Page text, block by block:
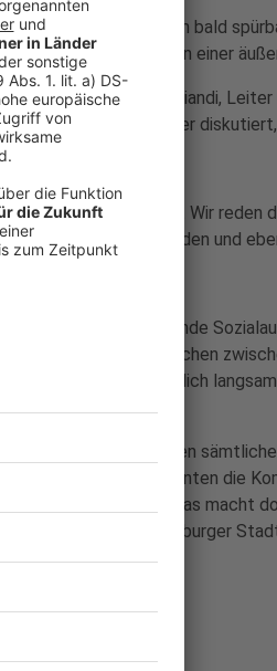
Probleme schon bald
Murrack spricht von einer
mit José Narciandi, Leiter
Rathäusern darüber
über Anwohnerparken. Wir reden
teurer werden und
müssen.“
vor allem stark steigende
machen sie inzwischen
die Einnahmen deutlich
nicht aus. Würden
gestrichen, könnten die
ausgleichen. „Das macht
sind“, sagte der Duisburger